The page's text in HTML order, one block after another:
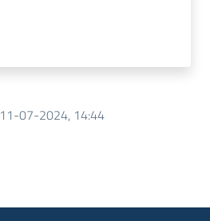
11-07-2024, 14:44